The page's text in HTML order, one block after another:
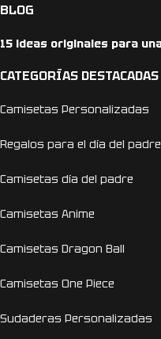
BLOG
15 ideas originales para
CATEGORÍAS DESTACADAS
Camisetas Personalizadas
Regalos para el día del padre
Camisetas día del padre
Camisetas Anime
Camisetas Dragon Ball
Camisetas One Piece
Sudaderas Personalizadas